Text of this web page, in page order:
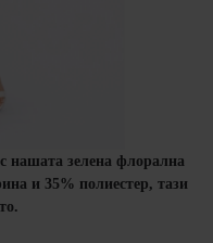
нашата зелена флорална
и 35% полиестер, тази